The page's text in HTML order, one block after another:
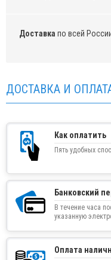
Доставка по всей
ДОСТАВКА И
Как оплатить
Пять удобных
Банковский
В течение часа
указанную
Оплата